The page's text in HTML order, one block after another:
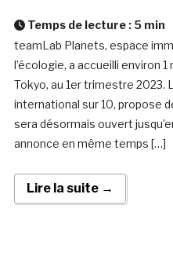
Temps de lecture : 5 min
teamLab Planets, espace
l’écologie, a accueilli environ
Tokyo, au 1er trimestre 2023.
international sur 10, propose
sera désormais ouvert
annonce en même temps […]
Lire la suite →